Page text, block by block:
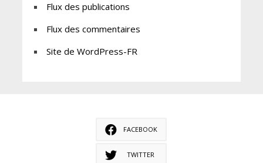
Flux des publications
Flux des commentaires
Site de WordPress-FR
FACEBOOK
TWITTER